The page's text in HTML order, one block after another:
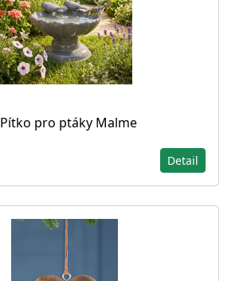
Pítko pro ptáky Malme
Detail